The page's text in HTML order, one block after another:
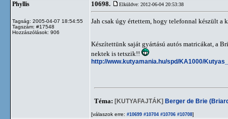
Phyllis
Tagság: 2005-04-07 18:54:55
Tagszám: #17548
Hozzászólások: 906
10698. Elküldve: 2012-06-04 20:53:38
Jah csak úgy értettem, hogy telefonnal készült a
Készítettünk saját gyártású autós matricákat, a
nektek is tetszik!!
http://www.kutyamania.hu/spd/KA1000/
Téma: [KUTYAFAJTÁK] Berger de Brie
[válaszok erre: #10699 #10704 #10706 #10708]